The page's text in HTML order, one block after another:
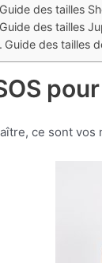
Guide des tailles
Guide des tailles
Guide des tailles
ce sont vos